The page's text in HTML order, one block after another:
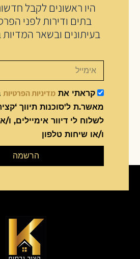
היו ראשונים לקבל
בתים ודירות לפני
בעיתונים ובשאר
קראתי את מדיניות הפרטיות
מאשר.ת ל'סוכנות תיווך
לשלוח לי דיוור אימיילים, ו/
ו/או שיחות טלפון
הרשמה